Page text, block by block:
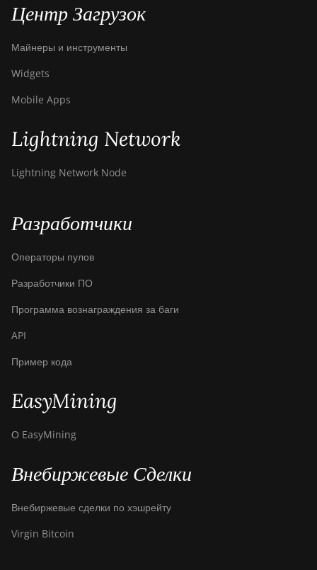
Центр Загрузок
Майнеры и инструменты
Widgets
Mobile Apps
Lightning Network
Lightning Network Node
Разработчики
Операторы пулов
Разработчики ПО
Программа вознаграждения за баги
API
Пример кода
EasyMining
О EasyMining
Внебиржевые Сделки
Внебиржевые сделки по хэшрейту
Virgin Bitcoin